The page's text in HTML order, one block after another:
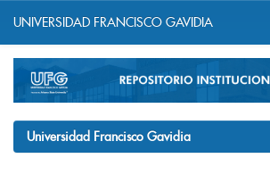
navigation
UNIVERSIDAD FRANCISCO GAVIDIA
Universidad Francisco Gavidia